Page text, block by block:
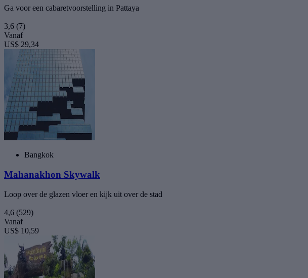
Ga voor een cabaretvoorstelling in Pattaya
3,6 (7)
Vanaf
US$ 29,34
Bangkok
Mahanakhon Skywalk
Loop over de glazen vloer en kijk uit over de stad
4,6 (529)
Vanaf
US$ 10,59